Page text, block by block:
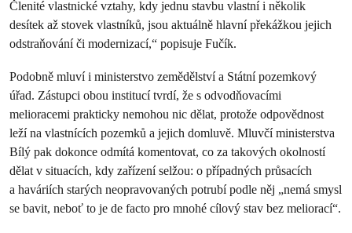
Členité vlastnické vztahy, kdy jednu stavbu vlastní i několik
desítek až stovek vlastníků, jsou aktuálně hlavní překážkou jejich
odstraňování či modernizací,“ popisuje Fučík.
Podobně mluví i ministerstvo zemědělství a Státní pozemkový
úřad. Zástupci obou institucí tvrdí, že s odvodňovacími
melioracemi prakticky nemohou nic dělat, protože odpovědnost
leží na vlastnících pozemků a jejich domluvě. Mluvčí ministerstva
Bílý pak dokonce odmítá komentovat, co za takových okolností
dělat v situacích, kdy zařízení selžou: o případných průsacích
a haváriích starých neopravovaných potrubí podle něj „nemá smysl
se bavit, neboť to je de facto pro mnohé cílový stav bez meliorací“.